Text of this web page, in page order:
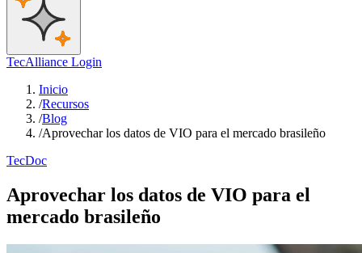
TecAlliance Login
Inicio
/Recursos
/Blog
/Aprovechar los datos de VIO para el mercado brasileño
TecDoc
Aprovechar los datos de VIO para el
mercado brasileño